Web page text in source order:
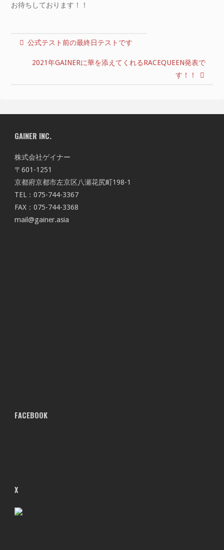
お待ちしております！！
公式テスト前の最終日テストです
2021年GAINERに華を添えてくれるRACEQUEEN発表で
す！！
GAINER INC.
株式会社ゲイナー
〒601-1251
京都府京都市左京区八瀬花尻町198-1
TEL：075-744-3367
FAX：075-744-3368
mail@gainer.asia
FACEBOOK
X